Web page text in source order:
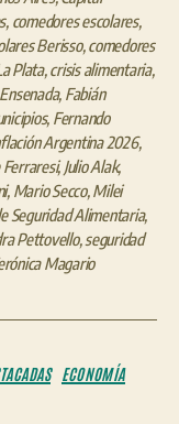
, comedores escolares,
Berisso,comedores
Plata,crisis alimentaria,
Ensenada, Fabián
, Fernando
Argentina 2026,
Ferraresi, Julio Alak,
, Mario Secco,Milei
Seguridad Alimentaria,
Pettovello,seguridad
Magario
ECONOMÍA